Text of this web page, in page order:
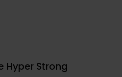
Hyper Strong